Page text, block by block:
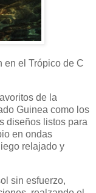
en el Trópico de C
de la
Guinea como los
diseños listos para
en ondas
relajado y
sin esfuerzo,